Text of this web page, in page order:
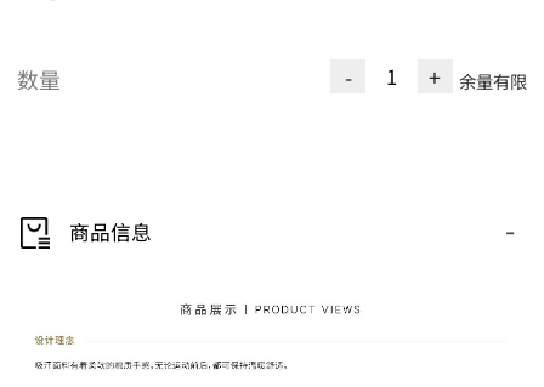
数量 - + 余量有限
商品信息 -